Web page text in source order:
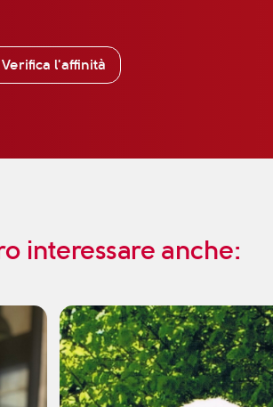
Verifica l'affinità
interessare anche: